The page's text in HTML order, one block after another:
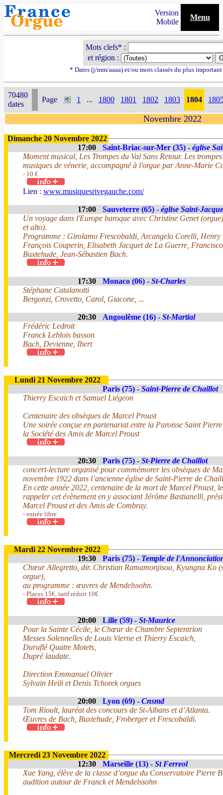
Version
Mobile
Menu
Mots clefs* :
et région :
* Dates (j/mm/aaaa) et/ou mots classés du plus
70480
dates
Page 1 ... 1800 1801 1802 1803 1804
Novembre 2022
Dimanche 20 Novembre 2022
17:00
Saint-Briac-sur-Mer (35) - église
Moment musical, Les Trompes du Val Sans Retour. Les
musiques de vénerie, accompagné à l'orgue par Anne-Marie
- 10 €
Lien : www.musiquesrivegauche.com/
17:00 Sauveterre (65) - église Saint-
Un voyage dans l'Europe baroque avec Christine Genet
et alto).
Programme : Girolamo Frescobaldi, Arcangelo Corelli, Henry
François Couperin, Elisabeth Jacquet de La Guerre,
Buxtehude, Jean-Sébastien Bach.
17:30 Monaco (06) - St-Charles
Stéphane Catalanotti
Bergonzi, Crovetto, Carol, Giacone, ...
20:30 Angoulême (16) - St-Martial
Frédéric Ledroit
Franck Leblois basson
Bach, Devienne, Ibert
Lundi 21 Novembre 2022
Paris (75) - Saint-Pierre de Chaillot
Thierry Escaich et Samuel Liégeon
Centenaire des obsèques de Marcel Proust
Une soirée conçue en partenariat entre la Paroisse Saint
la Société des Amis de Marcel Proust
20:30 Paris (75) - St-Pierre de Chaillot
concert-lecture organisé pour commémorer les obsèques de
novembre 1922 dans l’ancienne église de Saint-Pierre de
En cette année 2022, centenaire de la mort de Marcel Proust,
rappeler cet évènement en y associant Jérôme Bastianelli,
Marcel Proust et des Amis de Combray.
- entrée libre
Mardi 22 Novembre 2022
19:30
Paris (75) - Temple de
Chœur Allegretto, dir. Christian Ramamonjisoa, Kyungna Ko
orgue),
au programme : œuvres de Mendelssohn.
- Places 15€, tarif réduit 10€.
20:00 Lille (59) - St-Maurice
Pour la Sainte Cécile, le Chœur de Chambre Septentrion
Messes Solennelles de Louis Vierne et Thierry Escaich,
Duruflé Quatre Motets,
Dupré laudate.
Direction Emmanuel Olivier
Sylvain Heili et Denis Tchorek orgues
20:00 Lyon (69) - Cnsmd
Tom Rioult, lauréat des concours de St-Albans et d’Atlanta.
Œuvres de Bach, Buxtehude, Froberger et Frescobaldi.
Mercredi 23 Novembre 2022
12:30
Marseille (13) - St Ferreol
Xue Yang, élève de la classe d’orgue du Conservatoire Pierre
audition autour de Franck et Mendelssohn